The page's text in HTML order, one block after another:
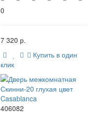
0
7 320 р.
Купить в один
клик
406082